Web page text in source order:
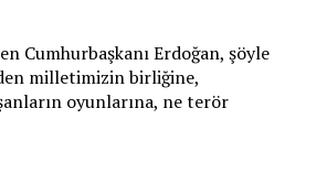
Cumhurbaşkanı Erdoğan, şöyle
milletimizin birliğine,
oyunlarına, ne terör